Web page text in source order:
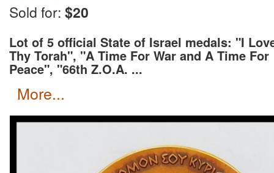
אפשר לשלם ב:
1.7%) , אצלי בטלפון ללא עמלה
PayBox תקין- לטלפון שלי 054-6511897
Sold for: $20
Lot of 5 official State of Israel medals: "I
Thy Torah", "A Time For War and A Time For
Peace", "66th Z.O.A. ...
more...